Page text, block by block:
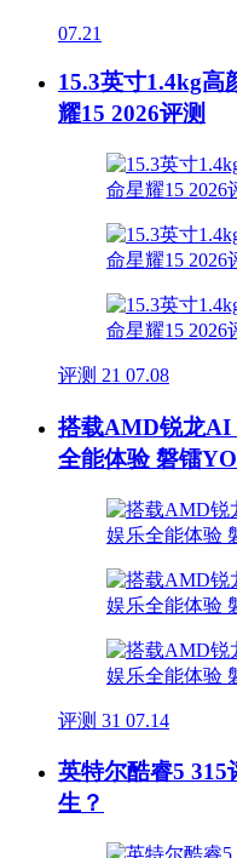
07.21
15.3英寸1.4kg高
耀15 2026评测
评测 21 07.08
搭载AMD锐龙AI
全能体验 磐镭
评测 31 07.14
英特尔酷睿5 315
生？